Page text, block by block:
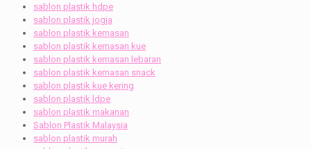
sablon plastik hdpe
sablon plastik jogja
sablon plastik kemasan
sablon plastik kemasan kue
sablon plastik kemasan lebaran
sablon plastik kemasan snack
sablon plastik kue kering
sablon plastik ldpe
sablon plastik makanan
Sablon Plastik Malaysia
sablon plastik murah